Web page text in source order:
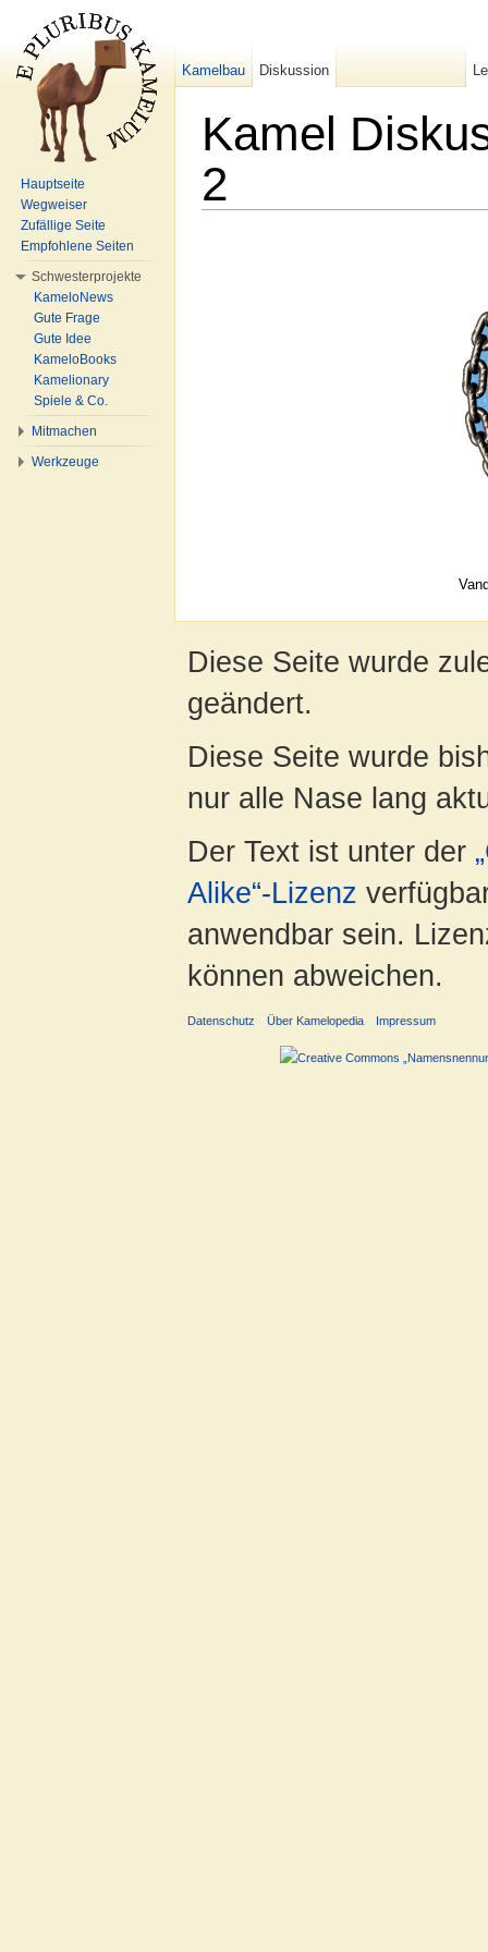
Kamel
2
Kamelbau Diskussion
Hauptseite
Wegweiser
Zufällige Seite
Empfohlene Seiten
Schwesterprojekte
KameloNews
Gute Frage
Gute Idee
KameloBooks
Kamelionary
Spiele & Co.
Mitmachen
Werkzeuge
Diese Seite wurde
geändert.
Diese Seite wurde
nur alle Nase lang
Der Text ist unter der
Alike“-Lizenz
anwendbar sein.
können abweichen.
Datenschutz Über Kamelopedia Impressum